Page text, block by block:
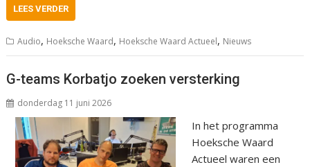
LEES VERDER
Audio, Hoeksche Waard, Hoeksche Waard Actueel, Nieuws
G-teams Korbatjo zoeken versterking
donderdag 11 juni 2026
In het programma
Hoeksche Waard
Actueel waren een